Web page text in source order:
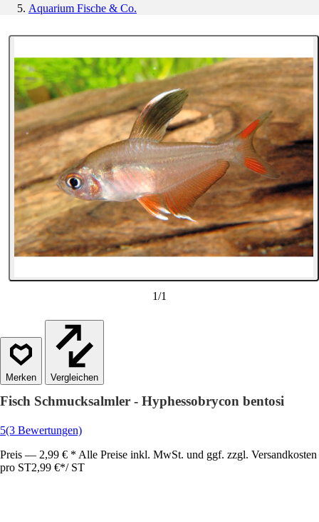
Aquarium Fische & Co.
1/1
Vergleichen
Fisch Schmucksalmler - Hyphessobrycon bentosi
5(3 Bewertungen)
Preis — 2,99 € * Alle Preise inkl. MwSt. und ggf. zzgl. Versandkosten
pro ST2,99 €*/ ST